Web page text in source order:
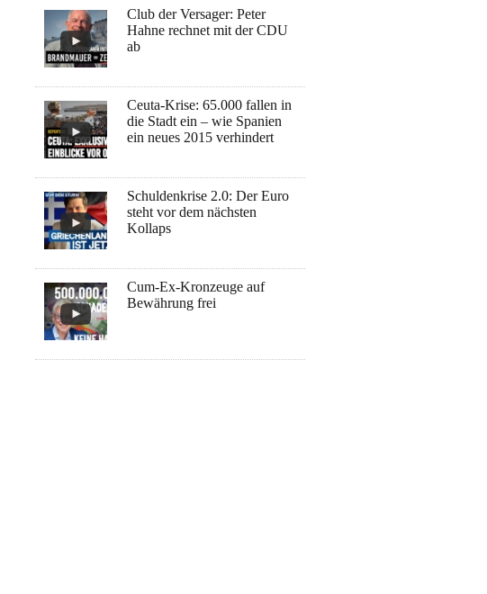
Club der Versager: Peter
Hahne rechnet mit der CDU
ab
Ceuta-Krise: 65.000 fallen in
die Stadt ein – wie Spanien
ein neues 2015 verhindert
Schuldenkrise 2.0: Der Euro
steht vor dem nächsten
Kollaps
Cum-Ex-Kronzeuge auf
Bewährung frei